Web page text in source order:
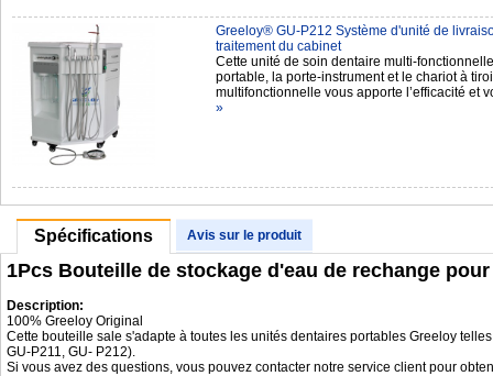
Greeloy® GU-P212 Système d'unité de
traitement du cabinet
Cette unité de soin dentaire multi-
portable, la porte-instrument et le chariot à
multifonctionnelle vous apporte l’efficacité et
»
Spécifications Avis sur le produit
1Pcs Bouteille de stockage d'eau de rechange
Description:
100% Greeloy Original
Cette bouteille sale s'adapte à toutes les unités dentaires portables Greeloy
GU-P211, GU- P212).
Si vous avez des questions, vous pouvez contacter notre service client pour